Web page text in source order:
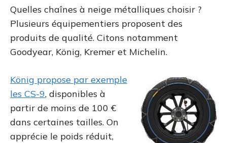
Quelles chaînes à neige métalliques choisir ?
Plusieurs équipementiers proposent des
produits de qualité. Citons notamment
Goodyear, König, Kremer et Michelin.
König propose par exemple
les CS-9, disponibles à
partir de moins de 100 €
dans certaines tailles. On
apprécie le poids réduit,